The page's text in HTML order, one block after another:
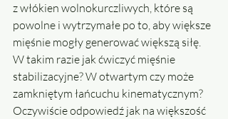
z włókien wolnokurczliwych, które są
powolne i wytrzymałe po to, aby większe
mięśnie mogły generować większą siłę.
W takim razie jak ćwiczyć mięśnie
stabilizacyjne? W otwartym czy może
zamkniętym łańcuchu kinematycznym?
Oczywiście odpowiedź jak na większość